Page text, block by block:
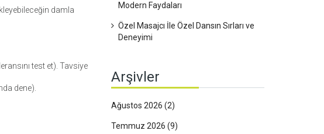
damla
test et). Tavsiye
dene).
Modern Faydaları
Özel Masajcı İle Özel Dansın Sırları ve
Deneyimi
Arşivler
Ağustos 2026 (2)
Temmuz 2026 (9)